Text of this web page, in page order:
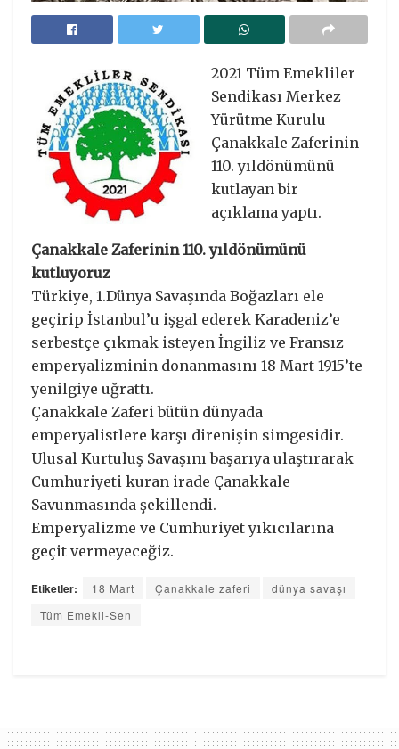
2021 Tüm Emekliler
Sendikası Merkez
Yürütme Kurulu
Çanakkale Zaferinin
110. yıldönümünü
kutlayan bir
açıklama yaptı.
Çanakkale Zaferinin 110. yıldönümünü
kutluyoruz
Türkiye, 1.Dünya Savaşında Boğazları ele
geçirip İstanbul’u işgal ederek Karadeniz’e
serbestçe çıkmak isteyen İngiliz ve Fransız
emperyalizminin donanmasını 18 Mart 1915’te
yenilgiye uğrattı.
Çanakkale Zaferi bütün dünyada
emperyalistlere karşı direnişin simgesidir.
Ulusal Kurtuluş Savaşını başarıya ulaştırarak
Cumhuriyeti kuran irade Çanakkale
Savunmasında şekillendi.
Emperyalizme ve Cumhuriyet yıkıcılarına
geçit vermeyeceğiz.
Etiketler: 18 Mart Çanakkale zaferi
dünya savaşı
Tüm Emekli-Sen